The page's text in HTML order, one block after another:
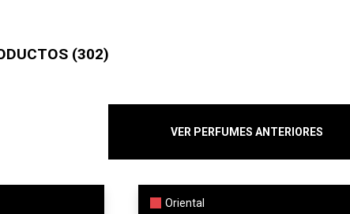
(302)
VER PERFUMES ANTERIORES
Oriental